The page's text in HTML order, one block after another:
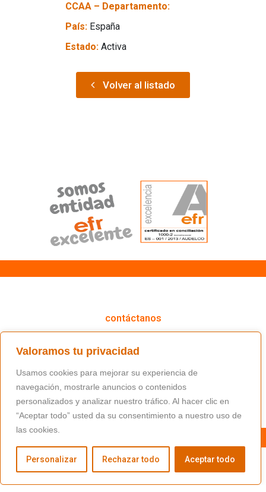
Valoramos tu privacidad
Usamos cookies para mejorar su experiencia de
navegación, mostrarle anuncios o contenidos
personalizados y analizar nuestro tráfico. Al hacer clic en
“Aceptar todo” usted da su consentimiento a nuestro uso de
las cookies.
Personalizar Rechazar todo Aceptar todo
CCAA – Departamento:
País: España
Estado: Activa
Volver al listado
contáctanos
(+34) 91 766 98 56 / fundacion@masfamilia.org
síguenos en nuestras redes sociales